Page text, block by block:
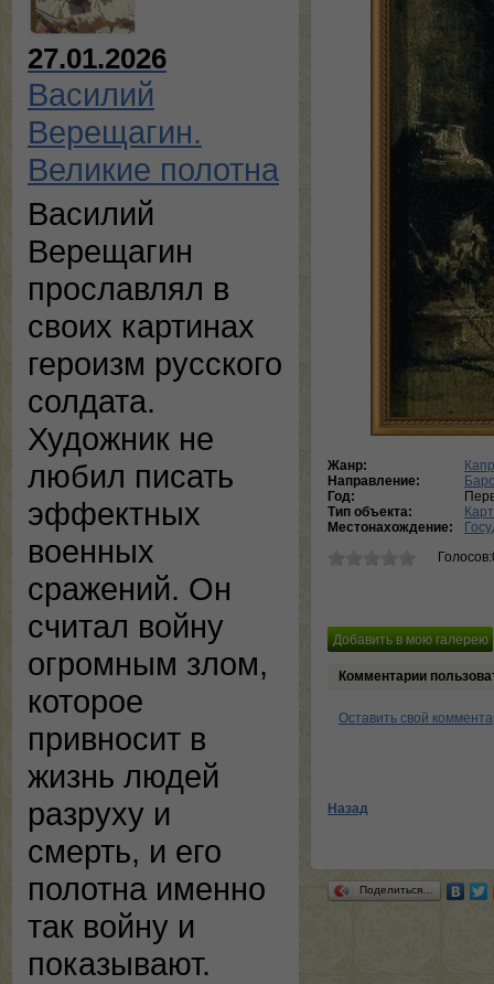
27.01.2026
Василий
Верещагин.
Великие полотна
Василий
Верещагин
прославлял в
своих картинах
героизм русского
солдата.
Художник не
любил писать
эффектных
военных
сражений. Он
считал войну
огромным злом,
которое
привносит в
жизнь людей
разруху и
смерть, и его
полотна именно
так войну и
показывают.
Жанр:
Направление:
Год:
Тип объекта:
Местонахождение:
Комментарии
Оставить свой
Назад
Поделиться…